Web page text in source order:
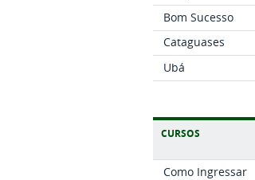
Bom Sucesso
Cataguases
Ubá
CURSOS
Como Ingressar